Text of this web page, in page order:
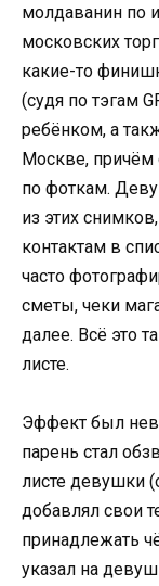
молдаванин по
московских
какие-то
(судя по тэгам
ребёнком, а
Москве, причём
по фоткам.
из этих
контактам в
часто
сметы, чеки
далее. Всё это
листе.
Эффект был
парень стал
листе девушки
добавлял свои
принадлежать
указал на